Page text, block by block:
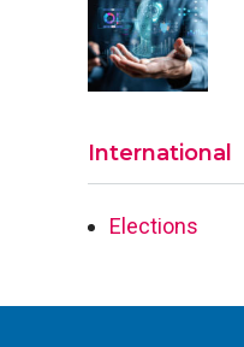
International
Elections